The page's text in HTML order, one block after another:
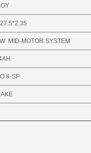
MID-MOTOR SYSTEM
8-SP